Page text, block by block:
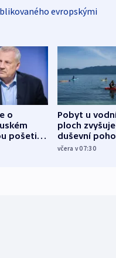
evropskými
o
pošetilé,
Pobyt u
ploch zvyšuje
duševní
ukázala
včera v 07:30